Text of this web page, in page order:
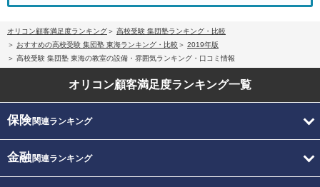
オリコン顧客満足度ランキング
高校受験 集団塾ランキング・比較
おすすめの高校受験 集団塾 東海ランキング・比較
2019年版
高校受験 集団塾 東海の教室の設備・雰囲気ランキング・口コミ情報
オリコン顧客満足度ランキング一覧
保険関連ランキング
金融関連ランキング